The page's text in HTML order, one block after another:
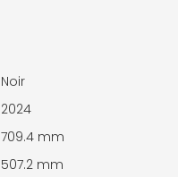
Noir
2024
709.4 mm
507.2 mm